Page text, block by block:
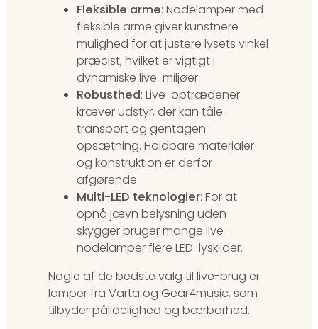
Fleksible arme: Nodelamper med
fleksible arme giver kunstnere
mulighed for at justere lysets vinkel
præcist, hvilket er vigtigt i
dynamiske live-miljøer.
Robusthed: Live-optrædener
kræver udstyr, der kan tåle
transport og gentagen
opsætning. Holdbare materialer
og konstruktion er derfor
afgørende.
Multi-LED teknologier: For at
opnå jævn belysning uden
skygger bruger mange live-
nodelamper flere LED-lyskilder.
Nogle af de bedste valg til live-brug er
lamper fra Varta og Gear4music, som
tilbyder pålidelighed og bærbarhed.